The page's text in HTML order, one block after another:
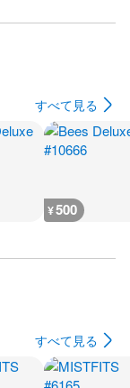
すべて見る
¥500
すべて見る